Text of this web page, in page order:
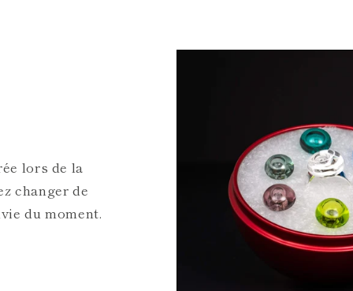
lors de la
changer de
du moment.